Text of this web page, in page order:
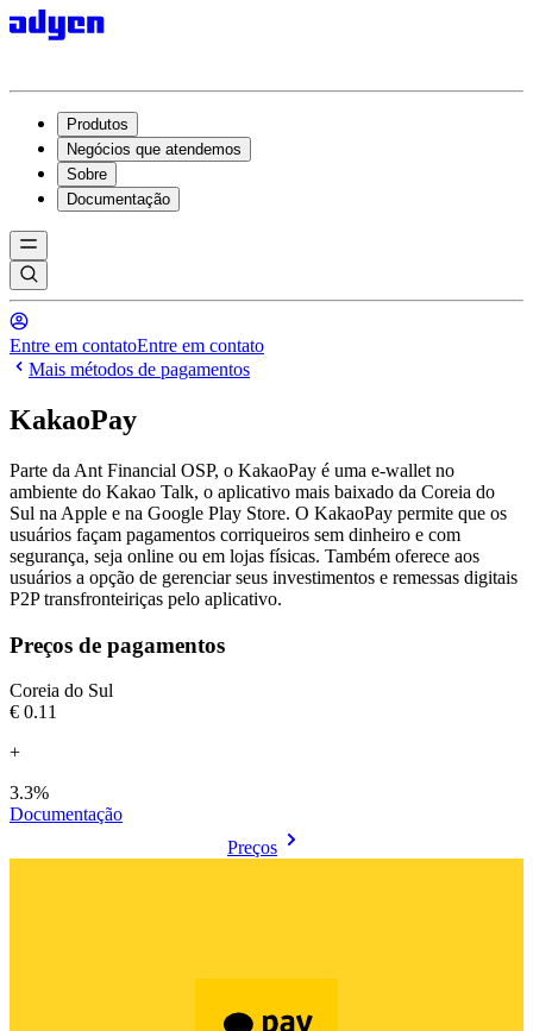
Produtos
Negócios que atendemos
Sobre
Documentação
Entre em contatoEntre em contato
Mais métodos de pagamentos
KakaoPay
Parte da Ant Financial OSP, o KakaoPay é uma e-wallet no
ambiente do Kakao Talk, o aplicativo mais baixado da Coreia do
Sul na Apple e na Google Play Store. O KakaoPay permite que os
usuários façam pagamentos corriqueiros sem dinheiro e com
segurança, seja online ou em lojas físicas. Também oferece aos
usuários a opção de gerenciar seus investimentos e remessas digitais
P2P transfronteiriças pelo aplicativo.
Preços de pagamentos
Coreia do Sul
€0.11
+
3.3%
Documentação
Preços